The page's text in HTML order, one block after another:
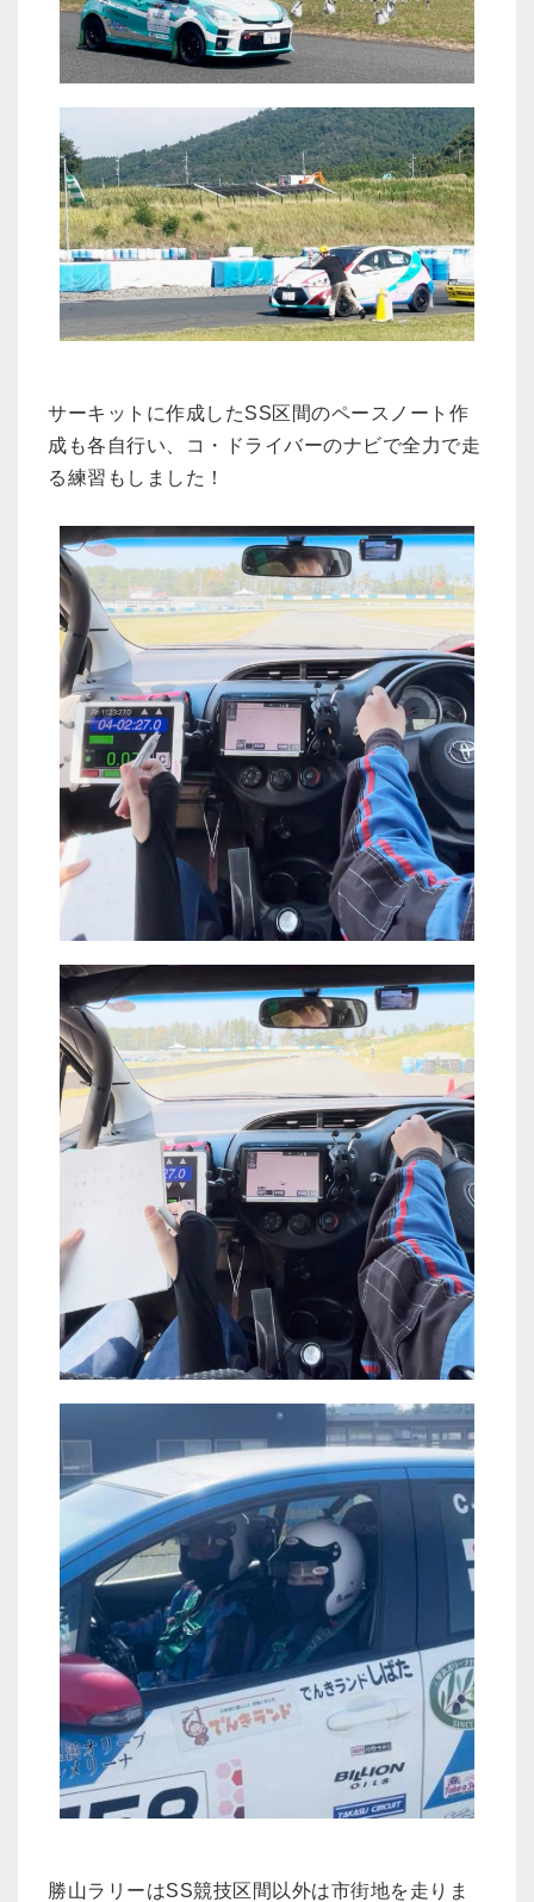
サーキットに作成したSS区間のペースノート作
成も各自行い、コ・ドライバーのナビで全力で走
る練習もしました！
勝山ラリーはSS競技区間以外は市街地を走りま